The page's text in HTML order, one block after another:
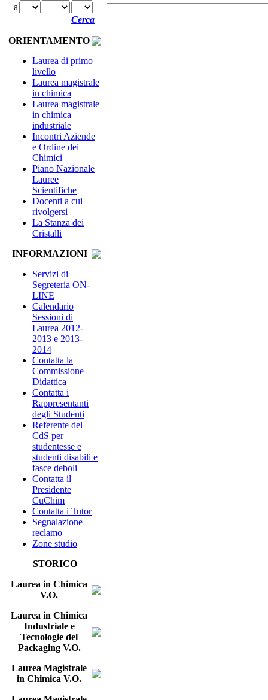
a
Cerca
ORIENTAMENTO
Laurea di primo
livello
Laurea magistrale
in chimica
Laurea magistrale
in chimica
industriale
Incontri Aziende
e Ordine dei
Chimici
Piano Nazionale
Lauree
Scientifiche
Docenti a cui
rivolgersi
La Stanza dei
Cristalli
INFORMAZIONI
Servizi di
Segreteria ON-
LINE
Calendario
Sessioni di
Laurea 2012-
2013 e 2013-
2014
Contatta la
Commissione
Didattica
Contatta i
Rappresentanti
degli Studenti
Referente del
CdS per
studentesse e
studenti disabili e
fasce deboli
Contatta il
Presidente
CuChim
Contatta i Tutor
Segnalazione
reclamo
Zone studio
STORICO
Laurea in Chimica
V.O.
Laurea in Chimica
Industriale e
Tecnologie del
Packaging V.O.
Laurea Magistrale
in Chimica V.O.